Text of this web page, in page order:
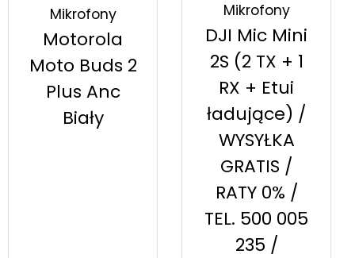
Mikrofony
Motorola
Moto Buds 2
Plus Anc
Biały
Mikrofony
DJI Mic Mini
2S (2 TX + 1
RX + Etui
ładujące) /
WYSYŁKA
GRATIS /
RATY 0% /
TEL. 500 005
235 /